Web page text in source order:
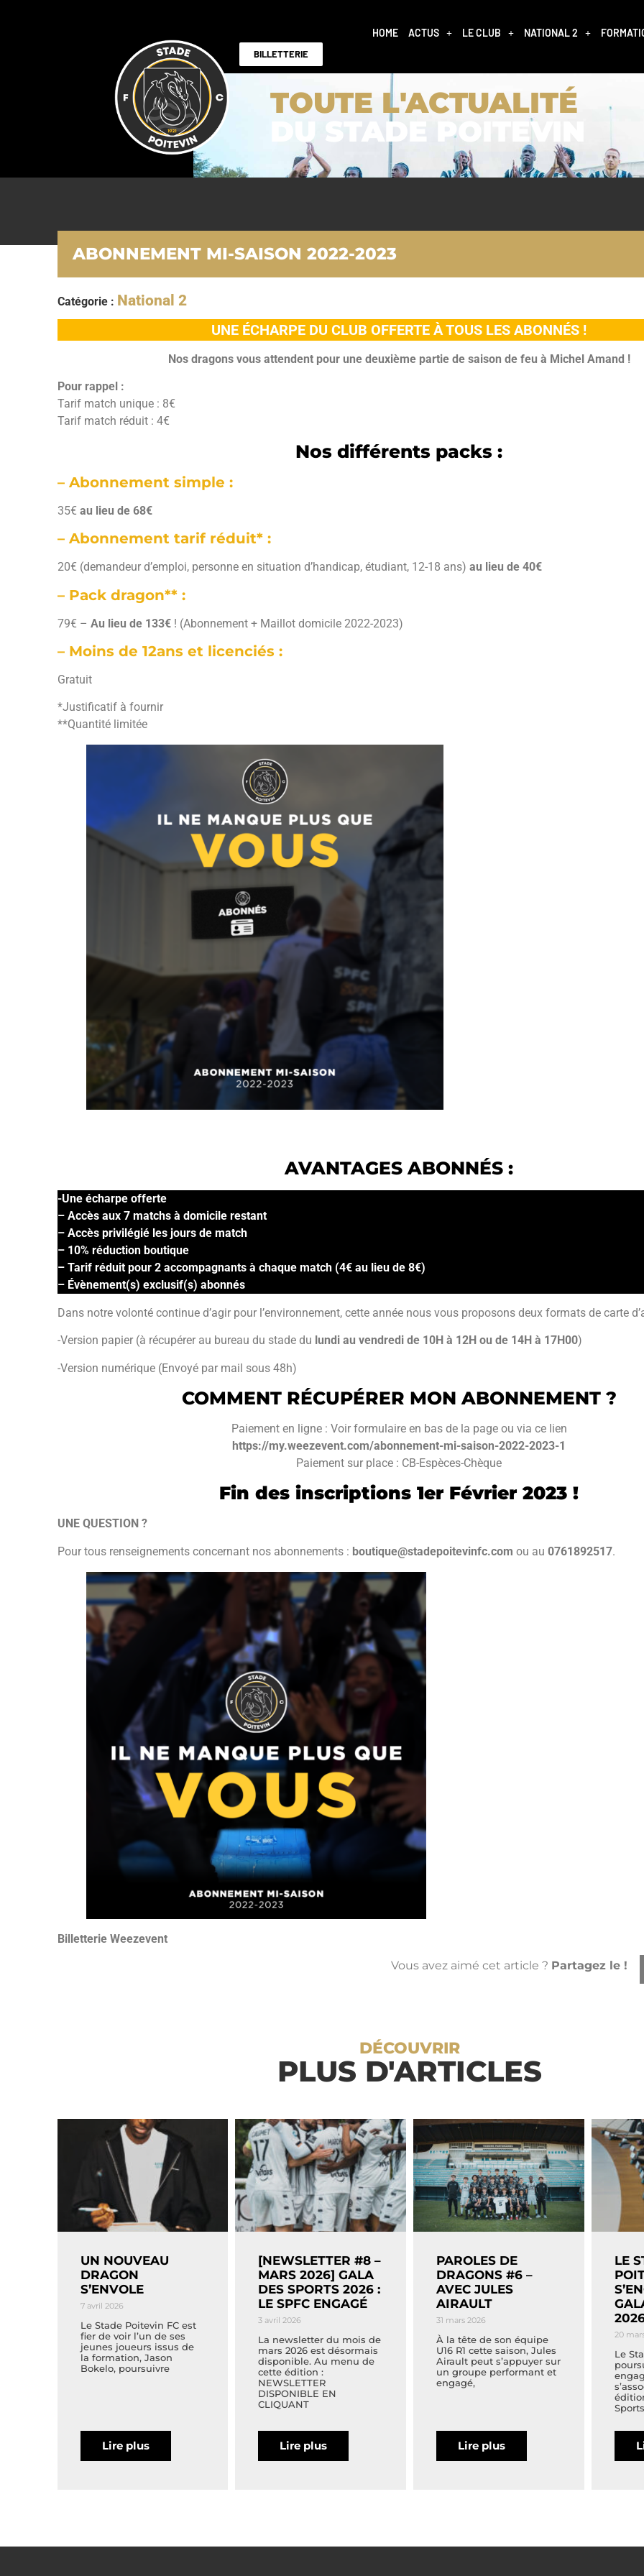
BILLETTERIE
HOME ACTUS LE CLUB NATIONAL 2
TOUTE L'ACTUALITÉ
DU STADE POITEVIN
ABONNEMENT MI-SAISON 2022-2023
Catégorie : National 2
UNE ÉCHARPE DU CLUB OFFERTE À TOUS LES ABONNÉS !
Nos dragons vous attendent pour une deuxième partie de saison de feu à Michel Amand !
Pour rappel :
Tarif match unique : 8€
Tarif match réduit : 4€
Nos différents packs :
– Abonnement simple :
35€ au lieu de 68€
– Abonnement tarif réduit* :
20€ (demandeur d’emploi, personne en situation d’handicap, étudiant, 12-18 ans) au lieu de 40€
– Pack dragon** :
79€ – Au lieu de 133€! (Abonnement + Maillot domicile 2022-2023)
– Moins de 12ans et licenciés :
Gratuit
*Justificatif à fournir
**Quantité limitée
AVANTAGES ABONNÉS :
-Une écharpe offerte
– Accès aux 7 matchs à domicile restant
– Accès privilégié les jours de match
– 10% réduction boutique
– Tarif réduit pour 2 accompagnants à chaque match (4€ au lieu de 8€)
– Évènement(s) exclusif(s) abonnés
Dans notre volonté continue d’agir pour l’environnement, cette année nous vous proposons deux formats de carte
-Version papier (à récupérer au bureau du stade du lundi au vendredi de 10H à 12H ou de 14H à 17H00)
-Version numérique (Envoyé par mail sous 48h)
COMMENT RÉCUPÉRER MON ABONNEMENT ?
Paiement en ligne : Voir formulaire en bas de la page ou via ce lien
https://my.weezevent.com/abonnement-mi-saison-2022-2023-1
Paiement sur place : CB-Espèces-Chèque
Fin des inscriptions 1er Février 2023 !
UNE QUESTION ?
Pour tous renseignements concernant nos abonnements : boutique@stadepoitevinfc.com ou au 0761892517.
Billetterie Weezevent
Vous avez aimé cet article ? Partagez le !
DÉCOUVRIR
PLUS D'ARTICLES
UN NOUVEAU
DRAGON
S’ENVOLE
7 avril 2026
Le Stade Poitevin FC est
fier de voir l’un de ses
jeunes joueurs issus de
la formation, Jason
Bokelo, poursuivre
Lire plus
[NEWSLETTER #8 –
MARS 2026] GALA
DES SPORTS 2026 :
LE SPFC ENGAGÉ
3 avril 2026
La newsletter du mois de
mars 2026 est désormais
disponible. Au menu de
cette édition :
NEWSLETTER
DISPONIBLE EN
CLIQUANT
Lire plus
PAROLES DE
DRAGONS #6 –
AVEC JULES
AIRAULT
31 mars 2026
À la tête de son équipe
U16 R1 cette saison, Jules
Airault peut s’appuyer sur
un groupe performant et
engagé,
Lire plus
LE
20
Le